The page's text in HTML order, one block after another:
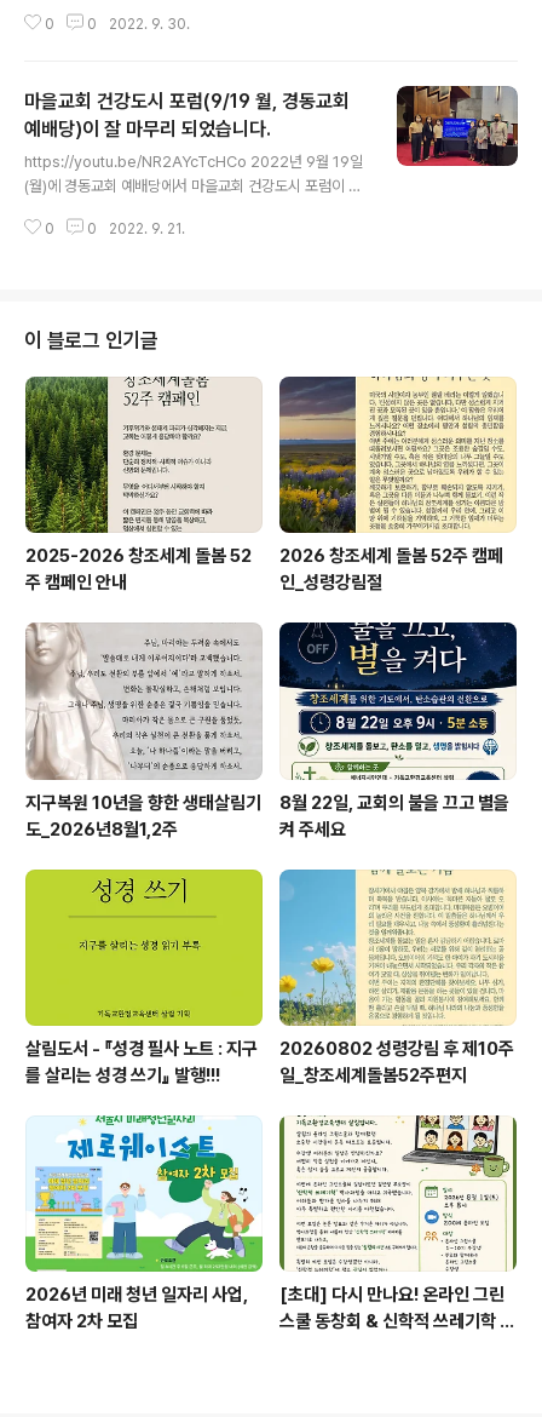
중하면서도, 피조세계 전체를 품는 모습을, 함께 들여다보
구는 당일 지정)에서 10시에 봉고차 1대가 출발합니다. 10
명 선착순! 신청은, 큐알코드나 이곳(https://forms.gle/
X69YmKhruQpN8DkC6)에서!
0 0 2022. 9. 30.
마을교회 건강도시 포럼(9/19 월, 경동교회
예배당)이 잘 마무리 되었습니다.
https://youtu.be/NR2AYcTcHCo 2022년 9월 19일
(월)에 경동교회 예배당에서 마을교회 건강도시 포럼이 진
고 기독교환경교육센터 살림의 운영위원이신 전현숙 선생
"기독교환경교육센터_살림-산림문화콘텐츠연구소-효산
산건강환경재단" MOU체결) 1부 : 기후위기 대응을 위한
도시계획 / 고광욱 (고신대 교수) 기후위기와 모두의 건강 /
하은희 (이화여대 교수) 모두의 건강을 위한 도시 거버넌스
/ 박숙현 (지속가능한시스템연구소장) 2부: 국내외 건강도
시 프로젝..
0 0 2022. 9. 21.
이 블로그 인기글
2025-2026 창조세계 돌봄 52
주 캠페인 안내
2026 창조세계 돌봄 52주 캠페
인_성령강림절
지구복원 10년을 향한 생태살림기
도_2026년8월1,2주
8월 22일, 교회의 불을 끄고 별을
켜 주세요
살림도서 - 『성경 필사 노트 : 지구
를 살리는 성경 쓰기』 발행!!!
20260802 성령강림 후 제10주
일_창조세계돌봄52주편지
2026년 미래 청년 일자리 사업,
참여자 2차 모집
[초대] 다시 만나요! 온라인 그린
스쿨 동창회 & 신학적 쓰레기학 이